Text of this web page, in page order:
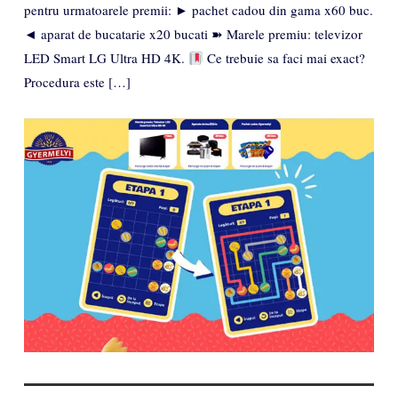
pentru urmatoarele premii: ► pachet cadou din gama x60 buc.
◄ aparat de bucatarie x20 bucati ➽ Marele premiu: televizor
LED Smart LG Ultra HD 4K.
Ce trebuie sa faci mai exact?
Procedura este […]